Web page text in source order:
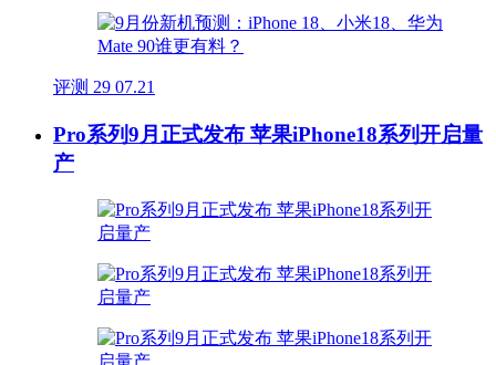
评测 29 07.21
Pro系列9月正式发布 苹果iPhone18系列开启量
产